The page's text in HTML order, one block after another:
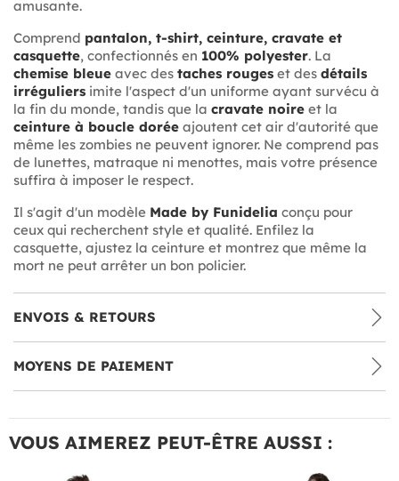
amusante.
Comprend pantalon, t-shirt, ceinture, cravate et
casquette, confectionnés en 100% polyester. La
chemise bleue avec des taches rouges et des détails
irréguliers imite l'aspect d'un uniforme ayant survécu à
la fin du monde, tandis que la cravate noire et la
ceinture à boucle dorée ajoutent cet air d'autorité que
même les zombies ne peuvent ignorer. Ne comprend pas
de lunettes, matraque ni menottes, mais votre présence
suffira à imposer le respect.
Il s'agit d'un modèle Made by Funidelia conçu pour
ceux qui recherchent style et qualité. Enfilez la
casquette, ajustez la ceinture et montrez que même la
mort ne peut arrêter un bon policier.
ENVOIS & RETOURS
MOYENS DE PAIEMENT
VOUS AIMEREZ PEUT-ÊTRE AUSSI :